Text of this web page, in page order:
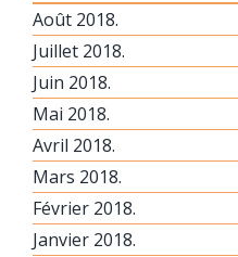
Août 2018.
Juillet 2018.
Juin 2018.
Mai 2018.
Avril 2018.
Mars 2018.
Février 2018.
Janvier 2018.